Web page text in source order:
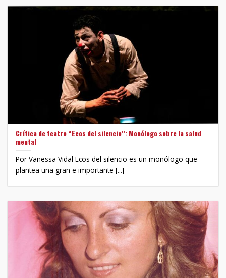
Crítica de teatro “Ecos del silencio’’: Monólogo sobre la salud
mental
Por Vanessa Vidal Ecos del silencio es un monólogo que
plantea una gran e importante [...]